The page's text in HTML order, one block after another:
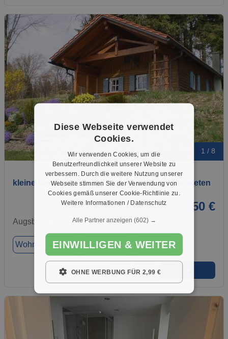
1 / 8
kleine Berghütte im Bayerischen Wald zu vermieten
50 €
Augsburg, 86153
Wohnen auf Zeit ca. 28,00 m² Zimmer 3
★ ➦
Diese Webseite verwendet
Cookies.
Wir verwenden Cookies, um die
Benutzerfreundlichkeit unserer Website zu
verbessern. Durch die weitere Nutzung unserer
Webseite stimmen Sie der Verwendung von
Cookies gemäß unserer Cookie-Richtlinie zu.
Weitere Informationen / Datenschutz
Alle Partner anzeigen (602) →
EINWILLIGEN & WEITER
OHNE WERBUNG FÜR 2,99 €